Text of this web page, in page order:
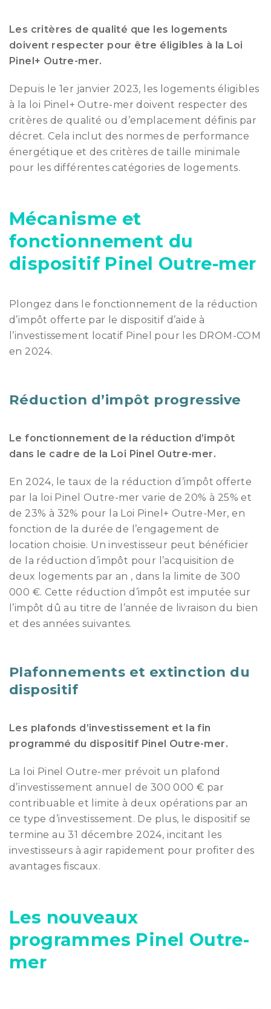
Les critères de qualité que les logements
doivent respecter pour être éligibles à la Loi
Pinel+ Outre-mer.
Depuis le 1er janvier 2023, les logements éligibles
à la loi Pinel+ Outre-mer doivent respecter des
critères de qualité ou d’emplacement définis par
décret. Cela inclut des normes de performance
énergétique et des critères de taille minimale
pour les différentes catégories de logements.
Mécanisme et
fonctionnement du
dispositif Pinel Outre-mer
Plongez dans le fonctionnement de la réduction
d’impôt offerte par le dispositif d’aide à
l’investissement locatif Pinel pour les DROM-COM
en 2024.
Réduction d’impôt progressive
Le fonctionnement de la réduction d’impôt
dans le cadre de la Loi Pinel Outre-mer.
En 2024, le taux de la réduction d’impôt offerte
par la loi Pinel Outre-mer varie de 20% à 25% et
de 23% à 32% pour la Loi Pinel+ Outre-Mer, en
fonction de la durée de l’engagement de
location choisie. Un investisseur peut bénéficier
de la réduction d’impôt pour l’acquisition de
deux logements par an , dans la limite de 300
000 €. Cette réduction d’impôt est imputée sur
l’impôt dû au titre de l’année de livraison du bien
et des années suivantes.
Plafonnements et extinction du
dispositif
Les plafonds d’investissement et la fin
programmé du dispositif Pinel Outre-mer.
La loi Pinel Outre-mer prévoit un plafond
d’investissement annuel de 300 000 € par
contribuable et limite à deux opérations par an
ce type d’investissement. De plus, le dispositif se
termine au 31 décembre 2024, incitant les
investisseurs à agir rapidement pour profiter des
avantages fiscaux.
Les nouveaux
programmes Pinel Outre-
mer